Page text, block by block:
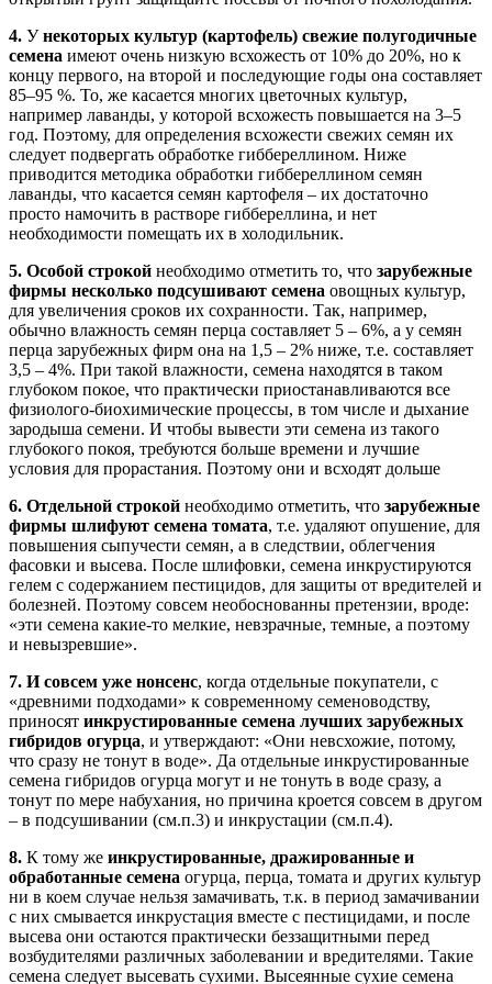
4. Унекоторых культур (картофель) свежие полугодичные
семена имеют очень низкую всхожесть от 10% до 20%, но к
концу первого, на второй и последующие годы она составляет
85–95 %. То, же касается многих цветочных культур,
например лаванды, у которой всхожесть повышается на 3–5
год. Поэтому, для определения всхожести свежих семян их
следует подвергать обработке гиббереллином. Ниже
приводится методика обработки гиббереллином семян
лаванды, что касается семян картофеля – их достаточно
просто намочить в растворе гиббереллина, и нет
необходимости помещать их в холодильник.
5. Особой строкой необходимо отметить то, что зарубежные
фирмы несколько подсушивают семена овощных культур,
для увеличения сроков их сохранности. Так, например,
обычно влажность семян перца составляет 5 – 6%, а у семян
перца зарубежных фирм она на 1,5 – 2% ниже, т.е. составляет
3,5 – 4%. При такой влажности, семена находятся в таком
глубоком покое, что практически приостанавливаются все
физиолого-биохимические процессы, в том числе и дыхание
зародыша семени. И чтобы вывести эти семена из такого
глубокого покоя, требуются больше времени и лучшие
условия для прорастания. Поэтому они и всходят дольше
6. Отдельной строкой необходимо отметить, что зарубежные
фирмы шлифуют семена томата, т.е. удаляют опушение, для
повышения сыпучести семян, а в следствии, облегчения
фасовки и высева. После шлифовки, семена инкрустируются
гелем с содержанием пестицидов, для защиты от вредителей и
болезней. Поэтому совсем необоснованны претензии, вроде:
«эти семена какие-то мелкие, невзрачные, темные, а поэтому
и невызревшие».
7. И совсем уже нонсенс, когда отдельные покупатели, с
«древними подходами» к современному семеноводству,
приносят инкрустированные семена лучших зарубежных
гибридов огурца, и утверждают: «Они невсхожие, потому,
что сразу не тонут в воде». Да отдельные инкрустированные
семена гибридов огурца могут и не тонуть в воде сразу, а
тонут по мере набухания, но причина кроется совсем в другом
– в подсушивании (см.п.3) и инкрустации (см.п.4).
8. К тому же инкрустированные, дражированные и
обработанные семена огурца, перца, томата и других культур
ни в коем случае нельзя замачивать, т.к. в период замачивании
с них смывается инкрустация вместе с пестицидами, и после
высева они остаются практически беззащитными перед
возбудителями различных заболевании и вредителями. Такие
семена следует высевать сухими. Высеянные сухие семена